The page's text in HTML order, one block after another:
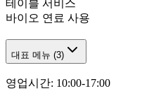
테이블 서비스
바이오 연료 사용
대표 메뉴 (3)
영업시간: 10:00-17:00